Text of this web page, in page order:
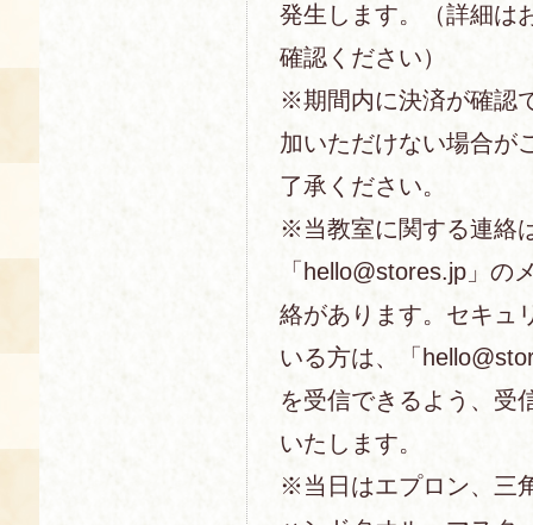
発生します。（詳細は
確認ください）
※期間内に決済が確認
加いただけない場合が
了承ください。
※当教室に関する連絡
「hello@stores.jp」の
絡があります。セキュ
いる方は、「
を受信できるよう、受
いたします。
※当日はエプロン、三